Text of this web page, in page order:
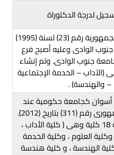
لدرجة الدكتوراة
صدر قرار رئيس الجمهورية رقم (23) لسنة (1995)
الوادى وعليه أصبح فرع
جنوب الوادى. وتم إنشاء
– الخدمة الإجتماعية
– والهندسة) .
كجامعة حكومية عند
صدور القرار الجمهورى رقم (311) بتاريخ (2012).
وتضم الجامعة 18 كلية وهى ( كلية الأداب ،
وكلية العلوم ، وكلية الخدمة
الهندسة ، و كلية هندسة